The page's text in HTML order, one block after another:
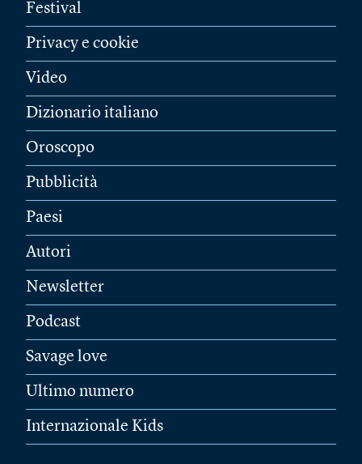
Festival
Privacy e cookie
Video
Dizionario italiano
Oroscopo
Pubblicità
Paesi
Autori
Newsletter
Podcast
Savage love
Ultimo numero
Internazionale Kids